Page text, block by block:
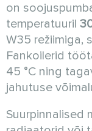
on
temperatuuril
W35 režiimiga,
Fankoilerid
45 °C ning
jahutuse
Suurpinnalised